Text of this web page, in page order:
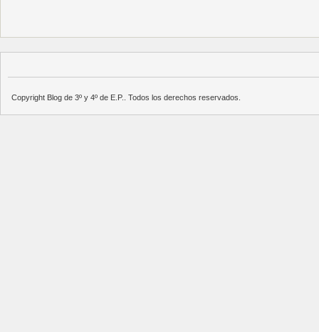
Copyright Blog de 3º y 4º de E.P.. Todos los derechos reservados.